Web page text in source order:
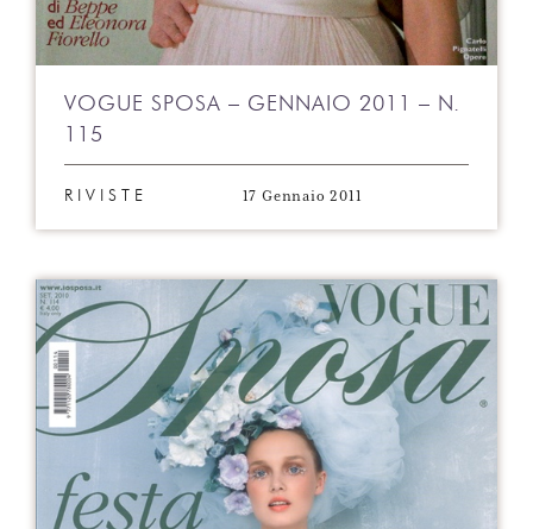
VOGUE SPOSA – GENNAIO 2011 – N.
115
RIVISTE 17 Gennaio 2011